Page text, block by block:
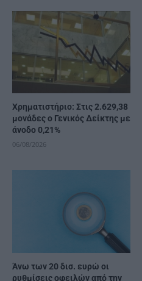
Χρηματιστήριο: Στις 2.629,38
μονάδες ο Γενικός Δείκτης με
άνοδο 0,21%
06/08/2026
Άνω των 20 δισ. ευρώ οι
ρυθμίσεις οφειλών από την